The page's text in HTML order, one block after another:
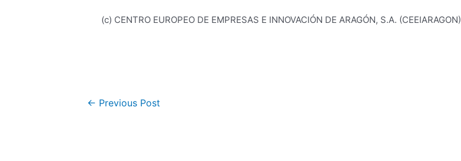
(c) CENTRO EUROPEO DE EMPRESAS E INNOVACIÓN DE ARAGÓN, S.A. (CEEIARAGON)
← Previous Post